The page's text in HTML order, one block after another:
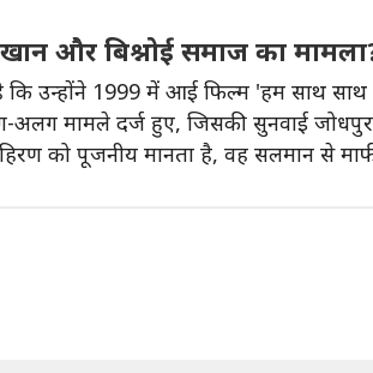
और बिश्नोई समाज का
उन्होंने 1999 में आई फिल्म 'हम साथ साथ
मामले दर्ज हुए, जिसकी सुनवाई जोधपुर
को पूजनीय मानता है, वह सलमान से